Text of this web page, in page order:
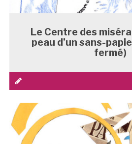
Le Centre des
peau d’un sans-
fermé)
média